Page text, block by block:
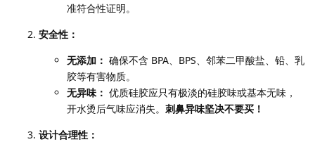
准符合性证明。
安全性：
无添加： 确保不含 BPA、BPS、邻苯二甲酸盐、铅、乳
胶等有害物质。
无异味： 优质硅胶应只有极淡的硅胶味或基本无味，
开水烫后气味应消失。 刺鼻异味坚决不要买！
设计合理性：